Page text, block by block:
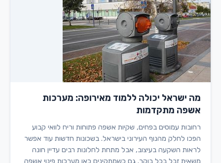
מה ישראל יכולה ללמוד מאירופה: מערכות
אשפה מתקדמות
רחובות עמוסים בפחים, שקיות אשפה פתוחות וריח לוואי קבוע
הפכו לחלק מהנוף העירוני בישראל. בשכונות חדשות עוד אפשר
לראות השקעה בעיצוב, אבל מתחת לחלונות רבים עדיין חונה
משאית זבל בכל בוקר. גם כשמתקינים כאן מערכות פינוי אשפה